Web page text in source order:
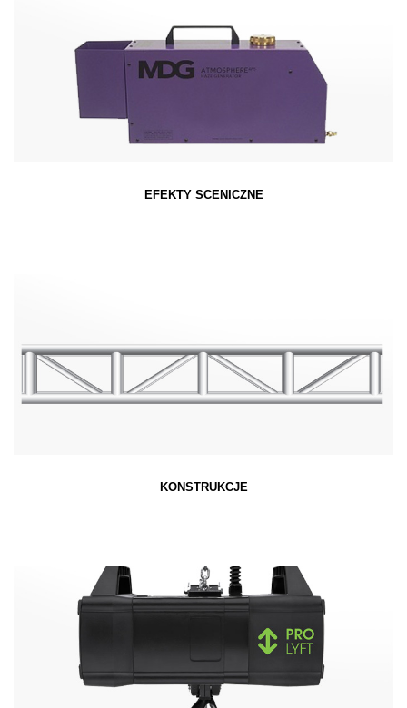
EFEKTY SCENICZNE
KONSTRUKCJE